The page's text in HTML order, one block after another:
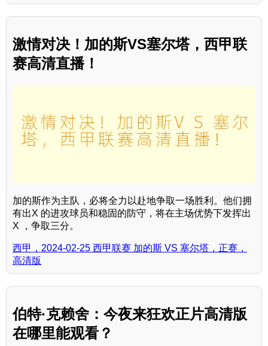
激情对决！加的斯VS塞尔塔，西甲联
赛高清直播！
加的斯作为主队，必将全力以赴地争取一场胜利。他们拥
有出X 的进攻球员和稳固的防守，将在主场优势下发挥出
X ，争取三分。
西甲，2024-02-25 西甲联赛 加的斯 VS 塞尔塔，正赛，
高清版
伯特·克赖舍：今夜来狂欢正片高清版
在哪里能观看？